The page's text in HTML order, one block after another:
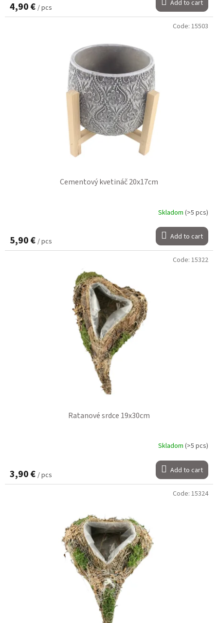
4,90 € / pcs Add to cart
Cementový kvetináč 20x17cm
Skladom (>5 pcs)
5,90 € / pcs Add to cart
Code: 15503
Ratanové srdce 19x30cm
Skladom (>5 pcs)
3,90 € / pcs Add to cart
Code: 15322
Code: 15324